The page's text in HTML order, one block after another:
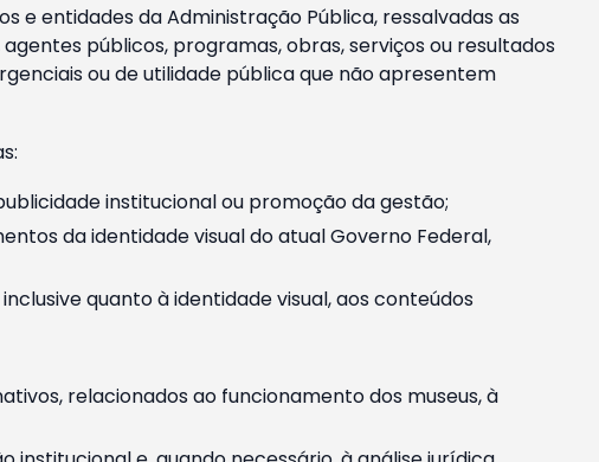
e entidades da Administração Pública, ressalvadas as
públicos, programas, obras, serviços ou resultados
ou de utilidade pública que não apresentem
institucional ou promoção da gestão;
da identidade visual do atual Governo Federal,
quanto à identidade visual, aos conteúdos
relacionados ao funcionamento dos museus, à